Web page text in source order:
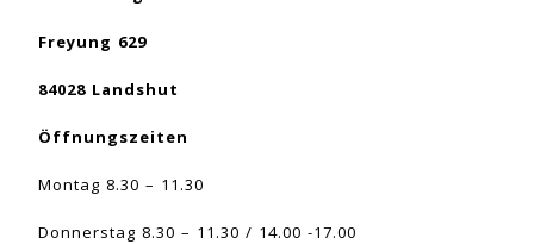
Freyung 629
84028 Landshut
Öffnungszeiten
Montag 8.30 – 11.30
Donnerstag 8.30 – 11.30 / 14.00 -17.00